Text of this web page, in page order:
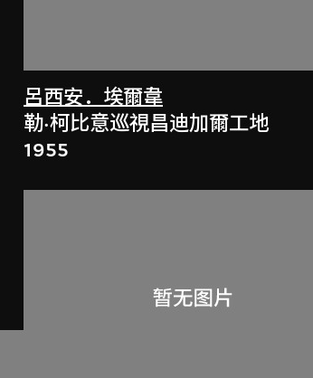
呂西安．埃爾韋
勒·柯比意巡視昌迪加爾工地
1955